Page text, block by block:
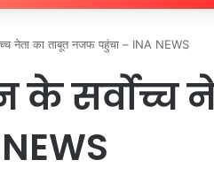
नेता का ताबूत नजफ पहुंचा – INA NEWS
के सर्वोच्च